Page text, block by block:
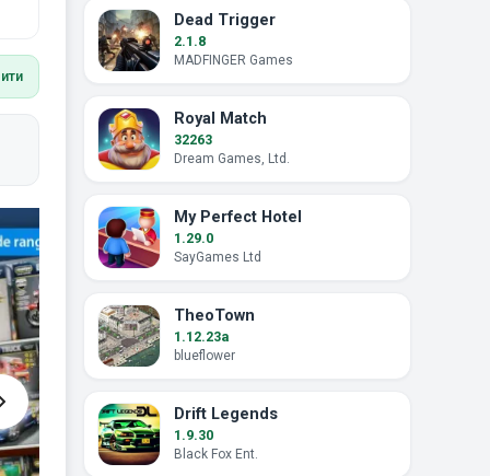
Dead Trigger
2.1.8
MADFINGER Games
Royal Match
32263
Dream Games, Ltd.
My Perfect Hotel
1.29.0
SayGames Ltd
TheoTown
1.12.23a
blueflower
Drift Legends
1.9.30
Black Fox Ent.